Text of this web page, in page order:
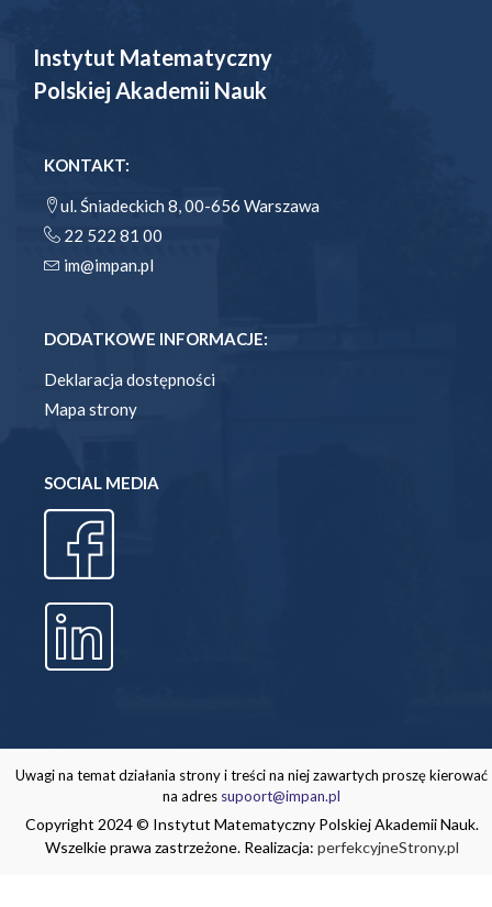
Instytut Matematyczny
Polskiej Akademii Nauk
KONTAKT:
ul. Śniadeckich 8, 00-656 Warszawa
22 522 81 00
im@impan.pl
DODATKOWE INFORMACJE:
Deklaracja dostępności
Mapa strony
SOCIAL MEDIA
Uwagi na temat działania strony i treści na niej zawartych proszę kierować
na adres supoort@impan.pl
Copyright 2024 © Instytut Matematyczny Polskiej Akademii Nauk.
Wszelkie prawa zastrzeżone. Realizacja: perfekcyjneStrony.pl